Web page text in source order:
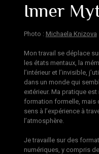
Inner
Photo : Michaela Knizova
Mon travail se déplace
les états mentaux, la
l’intérieur et l’invisible,
dans un monde qui
extérieur. Ma pratique
formation formelle, mais
sens à l’expérience à
l’atmosphère.
Je travaille sur des
numériques, y compris